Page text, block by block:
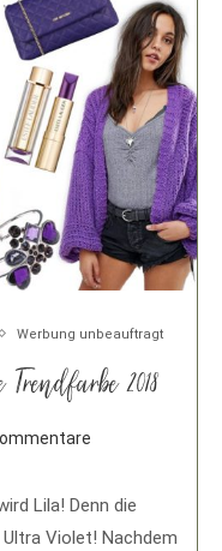
Werbung unbeauftragt
2018
Lila! Denn die
Violet! Nachdem